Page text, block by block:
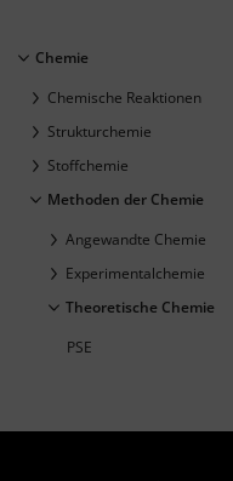
Chemie
Chemische Reaktionen
Strukturchemie
Stoffchemie
Methoden der Chemie
Angewandte Chemie
Experimentalchemie
Theoretische Chemie
PSE